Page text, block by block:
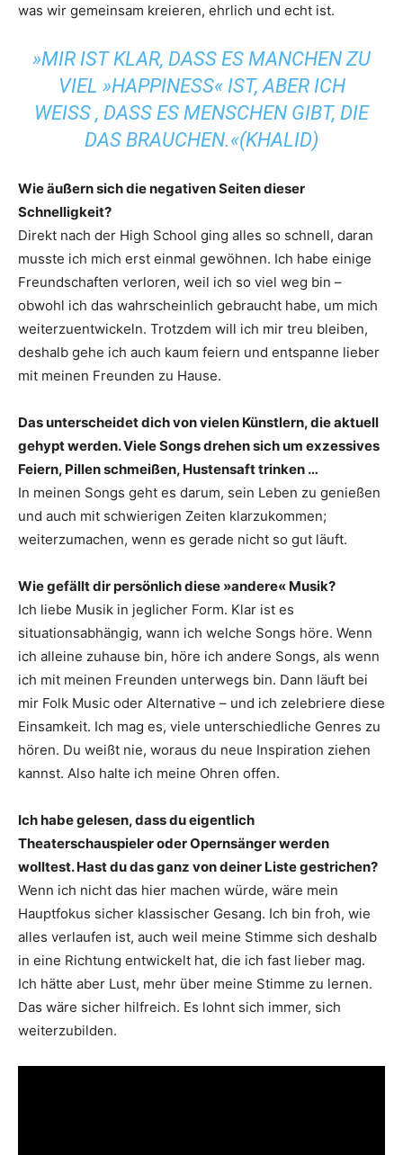
was wir gemeinsam kreieren, ehrlich und echt ist.
»MIR IST KLAR, DASS ES MANCHEN ZU
VIEL »HAPPINESS« IST, ABER ICH
WEISS , DASS ES MENSCHEN GIBT, DIE D
AS BRAUCHEN.«(KHALID)
Wie äußern sich die negativen Seiten dieser
Schnelligkeit?
Direkt nach der High School ging alles so schnell, daran
musste ich mich erst einmal gewöhnen. Ich habe einige
Freundschaften verloren, weil ich so viel weg bin –
obwohl ich das wahrscheinlich gebraucht habe, um mich
weiterzuentwickeln. Trotzdem will ich mir treu bleiben,
deshalb gehe ich auch kaum feiern und entspanne lieber
mit meinen Freunden zu Hause.
Das unterscheidet dich von vielen Künstlern, die aktuell
gehypt werden. Viele Songs drehen sich um exzessives
Feiern, Pillenschmeißen, Hustensaft trinken …
In meinen Songs geht es darum, sein Leben zu genießen
und auch mit schwierigen Zeiten klarzukommen;
weiterzumachen, wenn es gerade nicht so gut läuft.
Wie gefällt dir persönlich diese ­»andere« Musik?
Ich liebe Musik in jeglicher Form. Klar ist es
situationsabhängig, wann ich welche Songs höre. Wenn
ich alleine zuhause bin, höre ich andere Songs, als wenn
ich mit meinen Freunden unterwegs bin. Dann läuft bei
mir Folk Music oder Alternative – und ich zelebriere diese
Einsamkeit. Ich mag es, viele unterschiedliche Genres zu
hören. Du weißt nie, woraus du neue Inspiration ziehen
kannst. Also halte ich meine Ohren offen.
Ich habe gelesen, dass du eigentlich
Theaterschauspieler oder Opernsänger werden
wolltest. Hast du das ganz von deiner Liste gestrichen?
Wenn ich nicht das hier machen würde, wäre mein
Hauptfokus sicher klassischer Gesang. Ich bin froh, wie
alles verlaufen ist, auch weil meine Stimme sich deshalb
in eine Richtung entwickelt hat, die ich fast lieber mag.
Ich hätte aber Lust, mehr über meine Stimme zu lernen.
Das wäre sicher hilfreich. Es lohnt sich immer, sich
weiterzubilden.